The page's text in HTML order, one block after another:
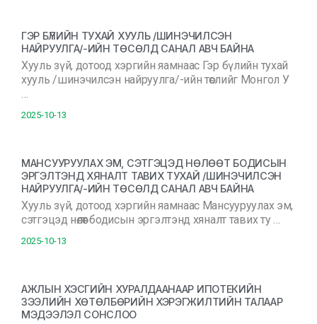
ГЭР БҮЛИЙН ТУХАЙ ХУУЛЬ /ШИНЭЧИЛСЭН
НАЙРУУЛГА/-ИЙН ТӨСӨЛД САНАЛ АВЧ БАЙНА
Хууль зүй, дотоод хэргийн яамнаас Гэр бүлийн тухай
хууль /шинэчилсэн найруулга/-ийн төслийг Монгол У
…
2025-10-13
МАНСУУРУУЛАХ ЭМ, СЭТГЭЦЭД НӨЛӨӨТ БОДИСЫН
ЭРГЭЛТЭНД ХЯНАЛТ ТАВИХ ТУХАЙ /ШИНЭЧИЛСЭН
НАЙРУУЛГА/-ИЙН ТӨСӨЛД САНАЛ АВЧ БАЙНА
Хууль зүй, дотоод хэргийн яамнаас Мансууруулах эм,
сэтгэцэд нөлөөт бодисын эргэлтэнд хяналт тавих ту …
2025-10-13
АЖЛЫН ХЭСГИЙН ХУРАЛДААНААР ИПОТЕКИЙН
ЗЭЭЛИЙН ХӨТӨЛБӨРИЙН ХЭРЭГЖИЛТИЙН ТАЛААР
МЭДЭЭЛЭЛ СОНСЛОО